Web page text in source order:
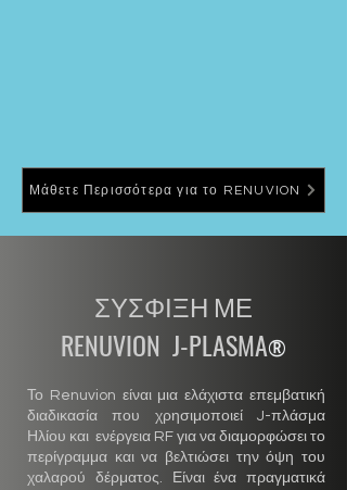
Μάθετε Περισσότερα για το RENUVION
ΣΥΣΦΙΞΗ ΜΕ
RENUVION J-PLASMA®
Το Renuvion είναι μια ελάχιστα επεμβατική
διαδικασία που χρησιμοποιεί J-πλάσμα
Ηλίου και ενέργεια RF για να διαμορφώσει το
περίγραμμα και να βελτιώσει την όψη του
χαλαρού δέρματος. Είναι ένα πραγματικά